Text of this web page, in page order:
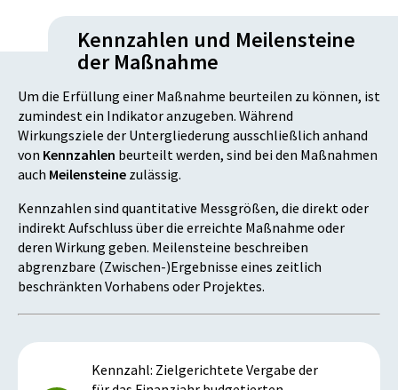
Kennzahlen und Meilensteine
der Maßnahme
Um die Erfüllung einer Maßnahme beurteilen zu können, ist
zumindest ein Indikator anzugeben. Während
Wirkungsziele der Untergliederung ausschließlich anhand
von Kennzahlen beurteilt werden, sind bei den Maßnahmen
auch Meilensteine zulässig.
Kennzahlen sind quantitative Messgrößen, die direkt oder
indirekt Aufschluss über die erreichte Maßnahme oder
deren Wirkung geben. Meilensteine beschreiben
abgrenzbare (Zwischen-)Ergebnisse eines zeitlich
beschränkten Vorhabens oder Projektes.
Kennzahl: Zielgerichtete Vergabe der